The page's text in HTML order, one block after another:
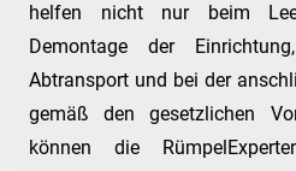
helfen nicht nur beim
Demontage der
Abtransport und bei der
gemäß den gesetzlichen
können die